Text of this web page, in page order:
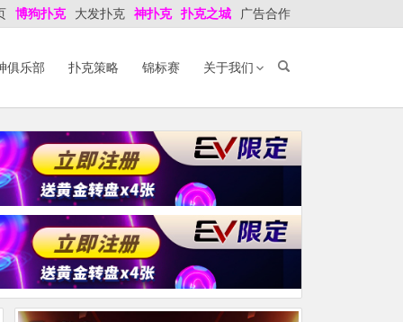
博狗扑克 大发扑克 神扑克 扑克之城 广告合作
俱乐部 扑克策略 锦标赛 关于我们